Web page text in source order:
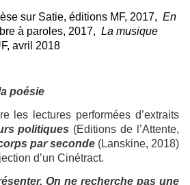
sur Satie, éditions MF, 2017, En
à paroles, 2017, La musique
avril 2018
poésie
les lectures performées d’extraits
politiques (Editions de
l’Attente,
par seconde (Lanskine, 2018)
d’un Cinétract.
On ne recherche pas une